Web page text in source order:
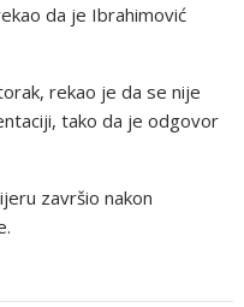
da je Ibrahimović
rekao je da se nije
tako da je odgovor
završio nakon